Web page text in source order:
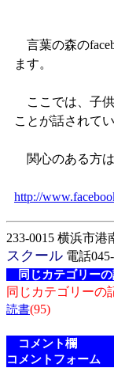
言葉の森の
ます。
ここでは、子
ことが話されてい
関心のある方は
http://
233-0015 横浜市港
スクール 電話
同じカテゴリーの
同じカテゴリーの
読書(95)
コメント欄
コメントフォーム